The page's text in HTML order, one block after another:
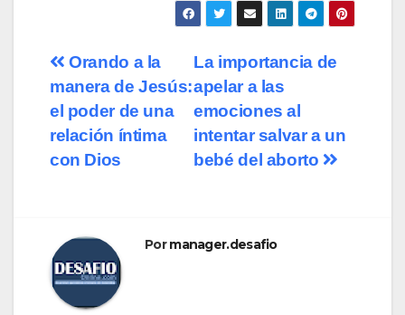
Navegación
de
entradas
La importancia de
apelar a las
emociones al
intentar salvar a un
bebé del aborto
Orando a la
manera de Jesús:
el poder de una
relación íntima
con Dios
Pormanager.desafio